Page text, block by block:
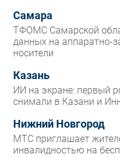
Самара
ТФОМС Самарской
данных на аппаратно-
носители
Казань
ИИ на экране: первый
снимали в Казани и
Нижний Новгород
МТС приглашает
инвалидностью на